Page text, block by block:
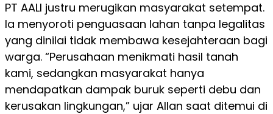
PT AALI justru merugikan masyarakat setempat.
Ia menyoroti penguasaan lahan tanpa legalitas
yang dinilai tidak membawa kesejahteraan bagi
warga. “Perusahaan menikmati hasil tanah
kami, sedangkan masyarakat hanya
mendapatkan dampak buruk seperti debu dan
kerusakan lingkungan,” ujar Allan saat ditemui di